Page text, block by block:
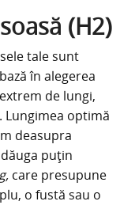
(H2)
tale sunt
în alegerea
de lungi,
Lungimea optimă
deasupra
puțin
care presupune
o fustă sau o